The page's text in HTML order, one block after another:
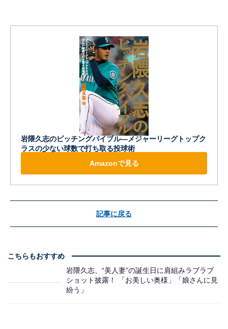
岩隈久志のピッチングバイブル―メジャーリーグトップク
ラスの少ない球数で打ち取る投球術
Amazonで見る
記事に戻る
こちらもおすすめ
岩隈久志、“美人妻”の誕生日に肩組みラブラブ
ショット披露！ 「お美しい奥様」「娘さんに見
紛う」